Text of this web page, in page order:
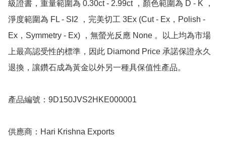
級證書，重量範圍為 0.30ct - 2.99ct ，顏色範圍為 D - K ，
淨度範圍為 FL - SI2 ，完美切工 3Ex (Cut - Ex，Polish -
Ex，Symmetry - Ex) ，無螢光反應 None 。以上均為市場
上最高認受性的標準，因此 Diamond Price 承諾保證永久
退換，讓鑽石成為黃金以外另一種具保值性產品。
產品編號：9D150JVS2HKE000001
供應商：Hari Krishna Exports